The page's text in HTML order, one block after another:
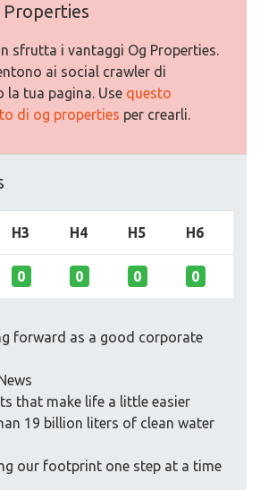
Properties
sfrutta i vantaggi Og Properties.
ai social crawler di
tua pagina. Use questo
di og properties per crearli.
H3 H4 H5 H6
0 0 0 0
forward as a good corporate
that make life a little easier
19 billion liters of clean water
our footprint one step at a time